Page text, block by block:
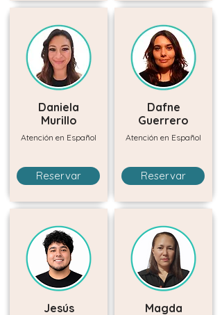
Daniela
Murillo
Atención en Español
Reservar
Jesús
Dafne
Guerrero
Atención en Español
Reservar
Magda